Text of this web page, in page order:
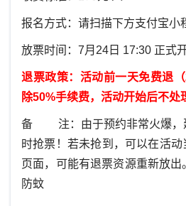
报名方式：请扫描下方支付宝小
放票时间：7月24日 17:30 正式
退票政策：活动前一天免费退
除50%手续费，活动开始后不处
备 注：由于预约非常火爆，
时抢票！若未抢到，可以在活
页面，可能有退票资源重新放出
防蚊